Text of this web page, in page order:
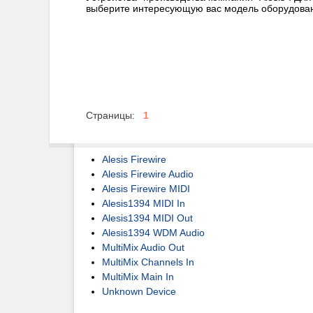
выберите интересующую вас модель
Страницы: 1
Alesis Firewire
Alesis Firewire Audio
Alesis Firewire MIDI
Alesis1394 MIDI In
Alesis1394 MIDI Out
Alesis1394 WDM Audio
MultiMix Audio Out
MultiMix Channels In
MultiMix Main In
Unknown Device